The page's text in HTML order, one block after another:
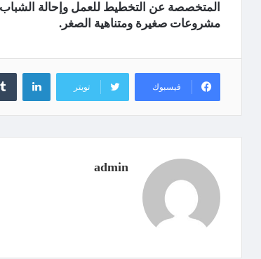
المتخصصة عن التخطيط للعمل وإحالة
مشروعات صغيرة ومتناهية الصغر.
فيسبوك تويتر
لينكدإن
admin